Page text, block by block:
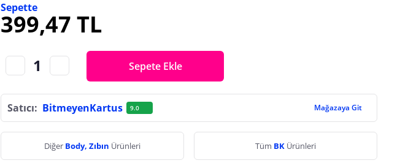
Sepette
399,47 TL
Sepete Ekle
Satıcı: BitmeyenKartus 9.0 Mağazaya Git
Diğer Body, Zıbın Ürünleri Tüm BK Ürünleri